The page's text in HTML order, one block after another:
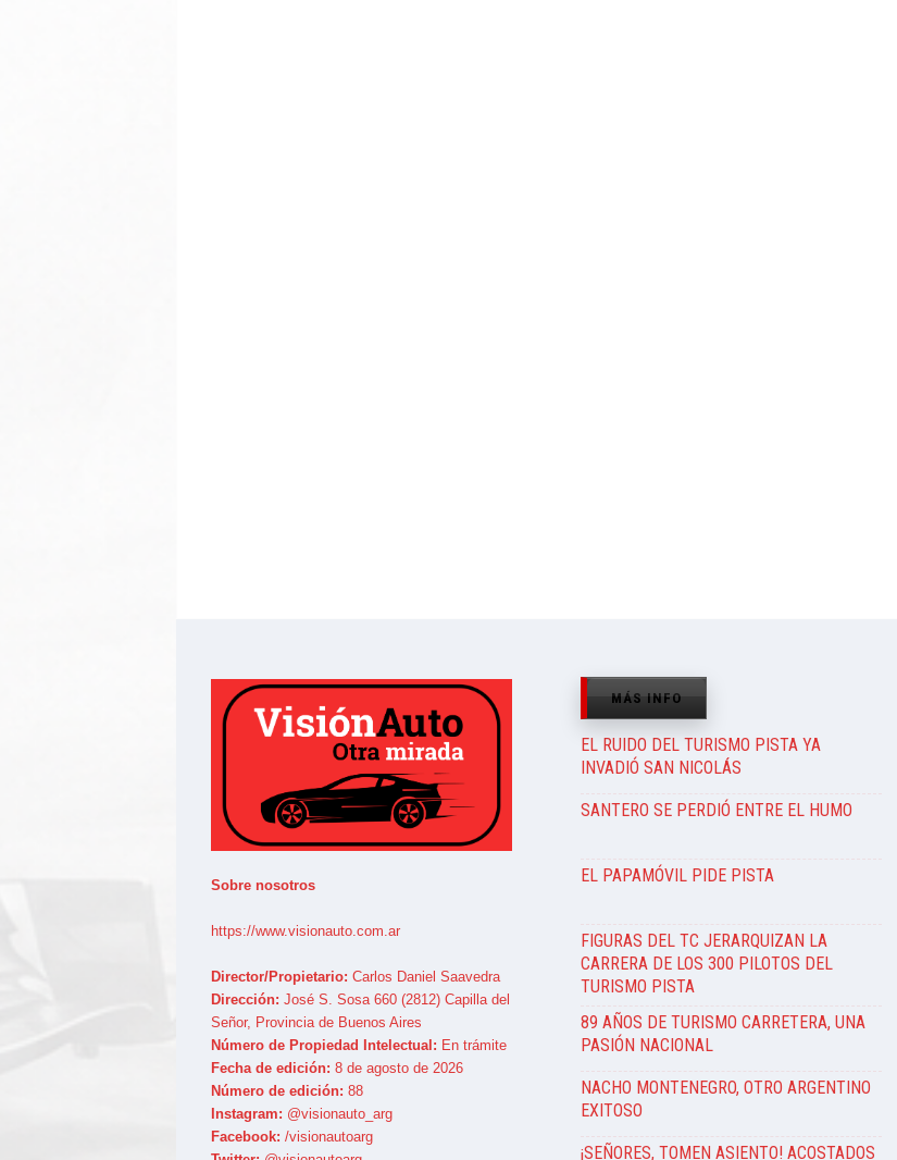
Sobre nosotros
https://www.visionauto.com.ar
Director/Propietario: Carlos Daniel Saavedra
Dirección: José S. Sosa 660 (2812) Capilla del
Señor, Provincia de Buenos Aires
Número de Propiedad Intelectual: En trámite
Fecha de edición: 8 de agosto de 2026
Número de edición: 88
Instagram: @visionauto_arg
Facebook: /visionautoarg
MÁS INFO
EL RUIDO DEL TURISMO PISTA YA
INVADIÓ SAN NICOLÁS
SANTERO SE PERDIÓ ENTRE EL HUMO
EL PAPAMÓVIL PIDE PISTA
FIGURAS DEL TC JERARQUIZAN LA
CARRERA DE LOS 300 PILOTOS DEL
TURISMO PISTA
89 AÑOS DE TURISMO CARRETERA, UNA
PASIÓN NACIONAL
NACHO MONTENEGRO, OTRO ARGENTINO
EXITOSO
¡SEÑORES, TOMEN ASIENTO! ACOSTADOS